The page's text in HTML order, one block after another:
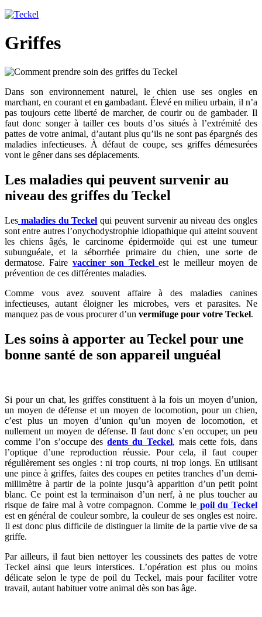
Griffes
Dans son environnement naturel, le chien use ses ongles en
marchant, en courant et en gambadant. Élevé en milieu urbain, il n’a
pas toujours cette liberté de marcher, de courir ou de gambader. Il
faut donc songer à tailler ces bouts d’os situés à l’extrémité des
pattes de votre animal, d’autant plus qu’ils ne sont pas épargnés des
maladies infectieuses. À défaut de coupe, ses griffes démesurées
vont le gêner dans ses déplacements.
Les maladies qui peuvent survenir au
niveau des griffes du Teckel
Les maladies du Teckel qui peuvent survenir au niveau des ongles
sont entre autres l’onychodystrophie idiopathique qui atteint souvent
les chiens âgés, le carcinome épidermoïde qui est une tumeur
subunguéale, et la séborrhée primaire du chien, une sorte de
dermatose. Faire vacciner son Teckel est le meilleur moyen de
prévention de ces différentes maladies.
Comme vous avez souvent affaire à des maladies canines
infectieuses, autant éloigner les microbes, vers et parasites. Ne
manquez pas de vous procurer d’un vermifuge pour votre Teckel.
Les soins à apporter au Teckel pour une
bonne santé de son appareil unguéal
Si pour un chat, les griffes constituent à la fois un moyen d’union,
un moyen de défense et un moyen de locomotion, pour un chien,
c’est plus un moyen d’union qu’un moyen de locomotion, et
nullement un moyen de défense. Il faut donc s’en occuper, un peu
comme l’on s’occupe desdents du Teckel, mais cette fois, dans
l’optique d’une reproduction réussie. Pour cela, il faut couper
régulièrement ses ongles : ni trop courts, ni trop longs. En utilisant
une pince à griffes, faites des coupes en petites tranches d’un demi-
millimètre à partir de la pointe jusqu’à apparition d’un petit point
blanc. Ce point est la terminaison d’un nerf, à ne plus toucher au
risque de faire mal à votre compagnon. Comme le poil du Teckel
est en général de couleur sombre, la couleur de ses ongles est noire.
Il est donc plus difficile de distinguer la limite de la partie vive de sa
griffe.
Par ailleurs, il faut bien nettoyer les coussinets des pattes de votre
Teckel ainsi que leurs interstices. L’opération est plus ou moins
délicate selon le type de poil du Teckel, mais pour faciliter votre
travail, autant habituer votre animal dès son bas âge.